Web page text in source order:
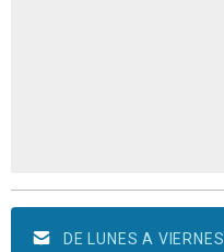
DE LUNES A VIERNES